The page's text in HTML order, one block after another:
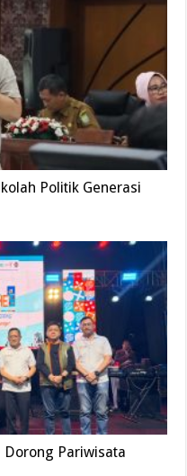
Politik Generasi
Dorong Pariwisata